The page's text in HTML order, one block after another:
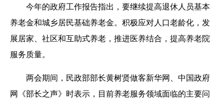
今年的政府工作报告指出，要继续提高退休人员基本
养老金和城乡居民基础养老金。积极应对人口老龄化，发
展居家、社区和互助式养老，推进医养结合，提高养老院
服务质量。
两会期间，民政部部长黄树贤做客新华网、中国政府
网《部长之声》时表示，目前养老服务领域面临的主要问